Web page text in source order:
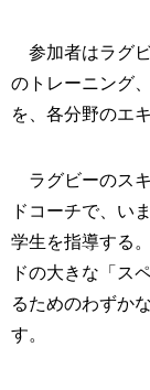
参加者はラグ
のトレーニング
を、各分野のエ
ラグビーのス
ドコーチで、い
学生を指導する
ドの大きな「ス
るためのわずか
す。